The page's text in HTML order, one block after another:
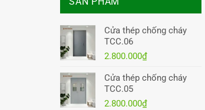
Cửa thép chống cháy
TCC.06
2.800.000₫
Cửa thép chống cháy
TCC.05
2.800.000₫